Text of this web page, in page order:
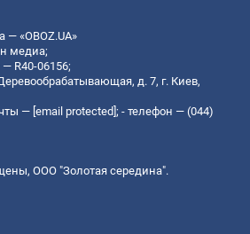
«OBOZ.UA»
медиа;
R40-06156;
д. 7, г. Киев,
— [email protected]; - телефон — (044)
ООО "Золотая середина".